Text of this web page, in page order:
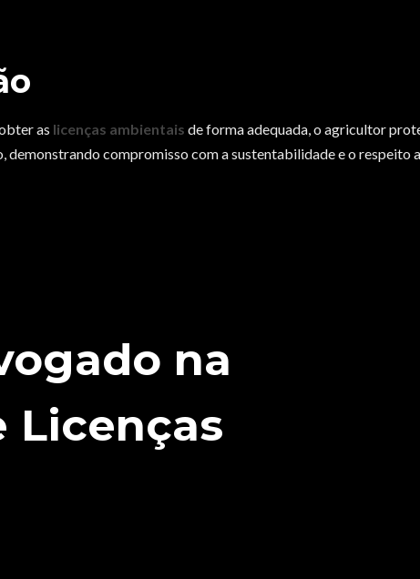
as licenças ambientais de forma adequada, o agricultor
demonstrando compromisso com a sustentabilidade e o respeito
na
Licenças